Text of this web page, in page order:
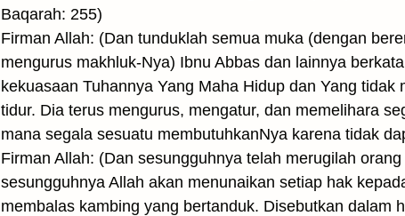
Baqarah: 255)
Firman Allah: (Dan tunduklah semua muka (dengan
mengurus makhluk-Nya) Ibnu Abbas dan lainnya
kekuasaan Tuhannya Yang Maha Hidup dan Yang
tidur. Dia terus mengurus, mengatur, dan memelihara
mana segala sesuatu membutuhkanNya karena tidak
Firman Allah: (Dan sesungguhnya telah merugilah
sesungguhnya Allah akan menunaikan setiap hak
membalas kambing yang bertanduk. Disebutkan dalam